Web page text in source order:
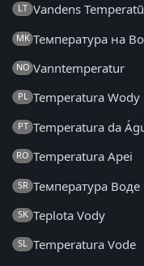
LT Vandens
MK Температура на
NO Vanntemperatur
PL Temperatura Wody
PT Temperatura da
RO Temperatura Apei
SR Температура Воде
SK Teplota Vody
SL Temperatura Vode